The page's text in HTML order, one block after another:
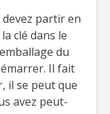
partir en
clé dans le
du
Il fait
il se peut que
avez peut-